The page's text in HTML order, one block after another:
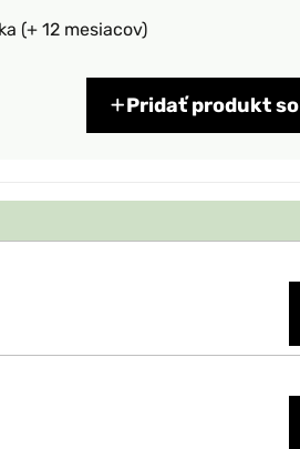
(+ 12 mesiacov)
Pridať produkt